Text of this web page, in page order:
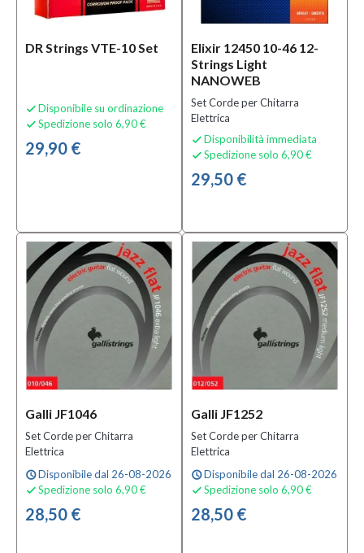
DR Strings VTE-10 Set
 Disponibile su ordinazione
 Spedizione solo 6,90 €
29,90 €
Elixir 12450 10-46 12-
Strings Light
NANOWEB
Set Corde per Chitarra
Elettrica
 Disponibilità immediata
 Spedizione solo 6,90 €
29,50 €
Galli JF1046
Set Corde per Chitarra
Elettrica
scheduleDisponibile dal 26-08-2026
 Spedizione solo 6,90 €
28,50 €
Galli JF1252
Set Corde per Chitarra
Elettrica
scheduleDisponibile dal 26-08-2026
 Spedizione solo 6,90 €
28,50 €